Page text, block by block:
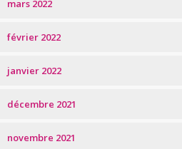
mars 2022
février 2022
janvier 2022
décembre 2021
novembre 2021